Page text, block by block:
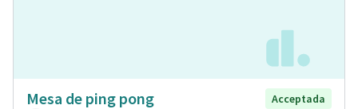
Mesa de ping pong
Acceptada